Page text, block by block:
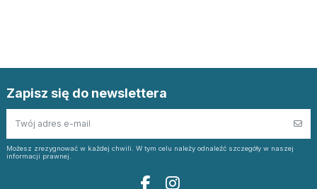
Zapisz się do newslettera
Możesz zrezygnować w każdej chwili. W tym celu należy odnaleźć szczegóły w naszej
informacji prawnej.